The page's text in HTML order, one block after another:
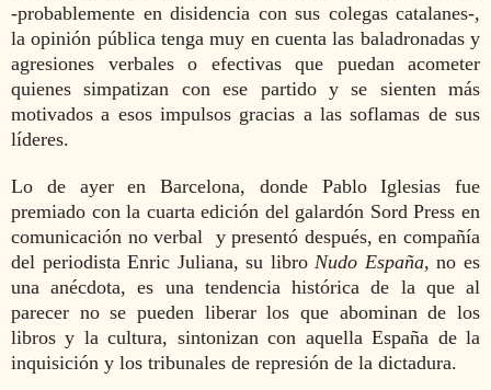
-probablemente en disidencia con sus colegas catalanes-,
la opinión pública tenga muy en cuenta las baladronadas y
agresiones verbales o efectivas que puedan acometer
quienes simpatizan con ese partido y se sienten más
motivados a esos impulsos gracias a las soflamas de sus
líderes.
Lo de ayer en Barcelona, donde Pablo Iglesias fue
premiado con la cuarta edición del galardón Sord Press en
comunicación no verbal y presentó después, en compañía
del periodista Enric Juliana, su libro Nudo España, no es
una anécdota, es una tendencia histórica de la que al
parecer no se pueden liberar los que abominan de los
libros y la cultura, sintonizan con aquella España de la
inquisición y los tribunales de represión de la dictadura.